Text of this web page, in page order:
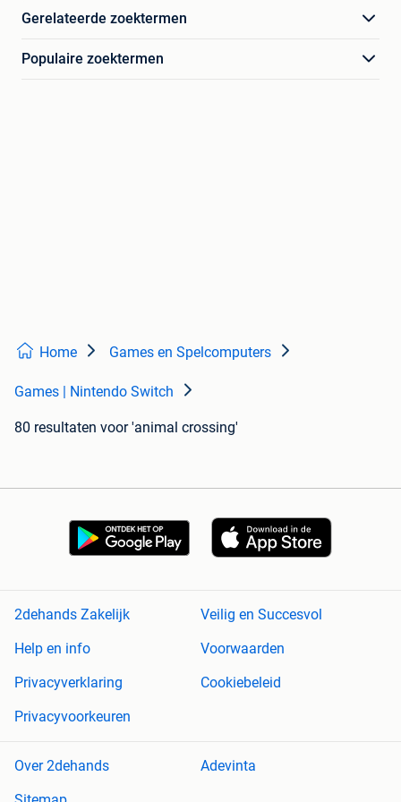
Gerelateerde zoektermen
Populaire zoektermen
Home Games en Spelcomputers
Games | Nintendo Switch
80 resultaten voor 'animal crossing'
2dehands Zakelijk
Veilig en Succesvol
Help en info
Voorwaarden
Privacyverklaring
Cookiebeleid
Privacyvoorkeuren
Over 2dehands
Adevinta